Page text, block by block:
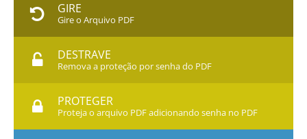
GIRE
Gire o Arquivo PDF
DESTRAVE
Remova a proteção por senha do PDF
PROTEGER
Proteja o arquivo PDF adicionando senha no PDF